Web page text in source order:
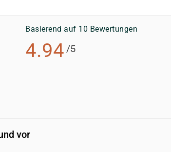
Basierend auf 10 Bewertungen
4.94 /5
vor